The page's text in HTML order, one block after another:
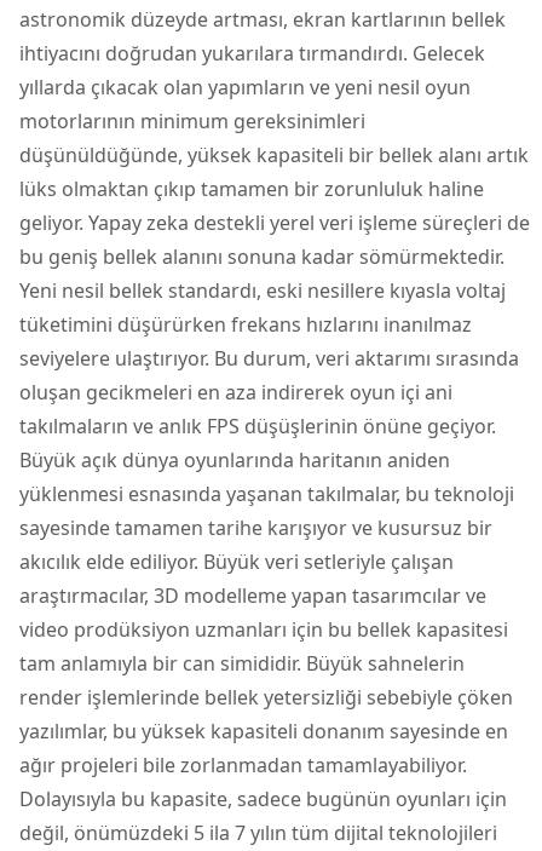
astronomik düzeyde artması, ekran kartlarının bellek
ihtiyacını doğrudan yukarılara tırmandırdı. Gelecek
yıllarda çıkacak olan yapımların ve yeni nesil oyun
motorlarının minimum gereksinimleri
düşünüldüğünde, yüksek kapasiteli bir bellek alanı artık
lüks olmaktan çıkıp tamamen bir zorunluluk haline
geliyor. Yapay zeka destekli yerel veri işleme süreçleri de
bu geniş bellek alanını sonuna kadar sömürmektedir.
Yeni nesil bellek standardı, eski nesillere kıyasla voltaj
tüketimini düşürürken frekans hızlarını inanılmaz
seviyelere ulaştırıyor. Bu durum, veri aktarımı sırasında
oluşan gecikmeleri en aza indirerek oyun içi ani
takılmaların ve anlık FPS düşüşlerinin önüne geçiyor.
Büyük açık dünya oyunlarında haritanın aniden
yüklenmesi esnasında yaşanan takılmalar, bu teknoloji
sayesinde tamamen tarihe karışıyor ve kusursuz bir
akıcılık elde ediliyor. Büyük veri setleriyle çalışan
araştırmacılar, 3D modelleme yapan tasarımcılar ve
video prodüksiyon uzmanları için bu bellek kapasitesi
tam anlamıyla bir can simididir. Büyük sahnelerin
render işlemlerinde bellek yetersizliği sebebiyle çöken
yazılımlar, bu yüksek kapasiteli donanım sayesinde en
ağır projeleri bile zorlanmadan tamamlayabiliyor.
Dolayısıyla bu kapasite, sadece bugünün oyunları için
değil, önümüzdeki 5 ila 7 yılın tüm dijital teknolojileri